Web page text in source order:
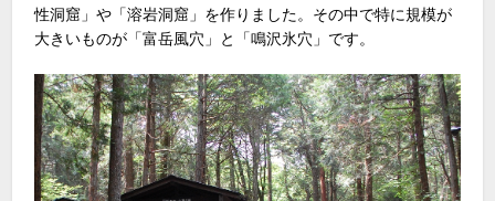
性洞窟」や「溶岩洞窟」を作りました。その中で特に規模が
大きいものが「富岳風穴」と「鳴沢氷穴」です。